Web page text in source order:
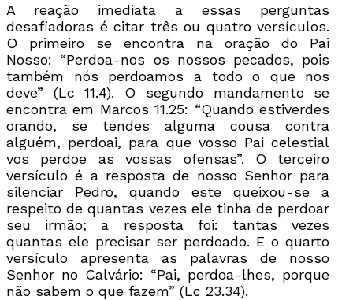
A reação imediata a essas perguntas
desafiadoras é citar três ou quatro versículos.
O primeiro se encontra na oração do Pai
Nosso: “Perdoa-nos os nossos pecados, pois
também nós perdoamos a todo o que nos
deve” (Lc 11.4). O segundo mandamento se
encontra em Marcos 11.25: “Quando estiverdes
orando, se tendes alguma cousa contra
alguém, perdoai, para que vosso Pai celestial
vos perdoe as vossas ofensas”. O terceiro
versículo é a resposta de nosso Senhor para
silenciar Pedro, quando este queixou-se a
respeito de quantas vezes ele tinha de perdoar
seu irmão; a resposta foi: tantas vezes
quantas ele precisar ser perdoado. E o quarto
versículo apresenta as palavras de nosso
Senhor no Calvário: “Pai, perdoa-lhes, porque
não sabem o que fazem” (Lc 23.34).